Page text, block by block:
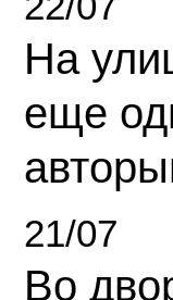
На
еще
21/07
Во